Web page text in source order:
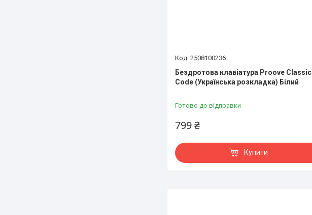
2508100236
Бездротова клавіатура Proove Classic
Code (Українська розкладка) Білий
Готово до відправки
799 ₴
Купити